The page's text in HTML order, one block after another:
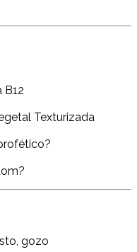
B12
Texturizada
gozo